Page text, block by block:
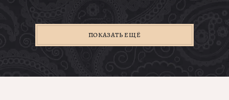
ПОКАЗАТЬ ЕЩЁ